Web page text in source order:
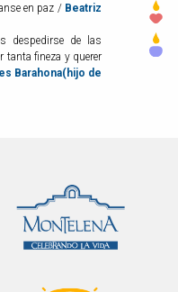
en paz / Beatriz
despedirse de las
tanta fineza y querer
Barahona(hijo de